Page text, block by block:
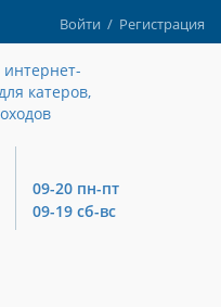
Войти / Регистрация
09-20 пн-пт
09-19 сб-вс